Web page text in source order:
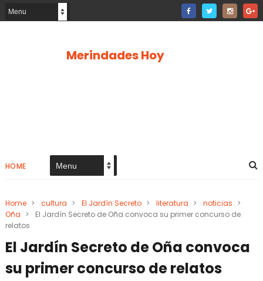
Merindades Hoy
HOME
Home > cultura > El Jardín Secreto > literatura > noticias >
Oña >
El Jardín Secreto de Oña convoca su primer concurso de
relatos
El Jardín Secreto de Oña convoca
su primer concurso de relatos